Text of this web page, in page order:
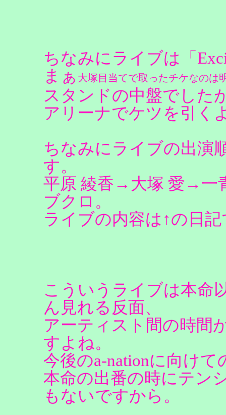
ちなみにライブは「
まぁ 大塚目当てで取ったチケなのは
スタンドの中盤でした
アリーナでケツを引く
ちなみにライブの出演
す。
平原 綾香→大塚 愛→一
ブクロ。
ライブの内容は↑の日
こういうライブは本命
ん見れる反面、
アーティスト間の時間
すよね。
今後のa-nationに向け
本命の出番の時にテン
もないですから。